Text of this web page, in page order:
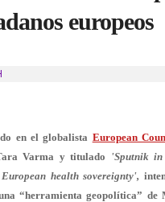
europeos
en el globalista European
Varma y titulado
'Sputnik
health sovereignty',
“herramienta geopolítica” de